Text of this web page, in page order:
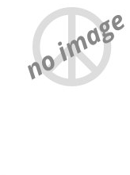
no image